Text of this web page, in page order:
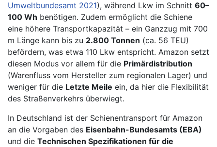
Umweltbundesamt 2021), während Lkw im Schnitt 60–
100 Wh benötigen. Zudem ermöglicht die Schiene
eine höhere Transportkapazität – ein Ganzzug mit 700
m Länge kann bis zu 2.800 Tonnen (ca. 56 TEU)
befördern, was etwa 110 Lkw entspricht. Amazon setzt
diesen Modus vor allem für die Primärdistribution
(Warenfluss vom Hersteller zum regionalen Lager) und
weniger für die Letzte Meile ein, da hier die Flexibilität
des Straßenverkehrs überwiegt.
In Deutschland ist der Schienentransport für Amazon
an die Vorgaben des Eisenbahn-Bundesamts (EBA)
und die Technischen Spezifikationen für die